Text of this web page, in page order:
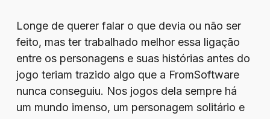
Longe de querer falar o que devia ou não ser
feito, mas ter trabalhado melhor essa ligação
entre os personagens e suas histórias antes do
jogo teriam trazido algo que a FromSoftware
nunca conseguiu. Nos jogos dela sempre há
um mundo imenso, um personagem solitário e